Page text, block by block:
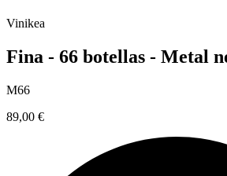
Vinikea
Fina - 66 botellas - Metal
M66
89,00 €